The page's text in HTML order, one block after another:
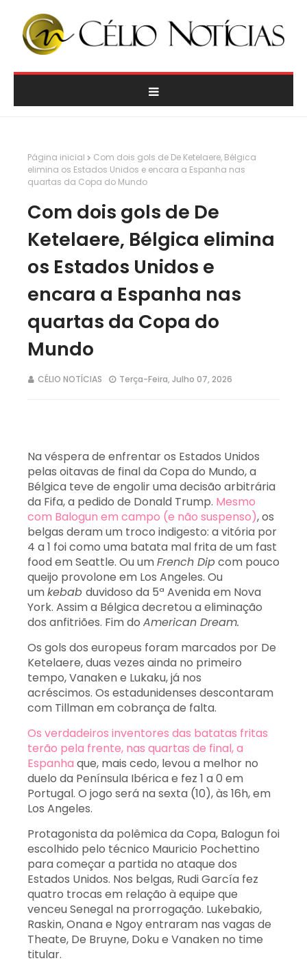
Página inicial
Com dois gols de De Ketelaere, Bélgica
elimina os Estados Unidos e encara a Espanha nas
quartas da Copa do Mundo
Com dois gols de De
Ketelaere, Bélgica elimina
os Estados Unidos e
encara a Espanha nas
quartas da Copa do
Mundo
CÉLIO NOTÍCIAS Terça-Feira, Julho 07, 2026
Na véspera de enfrentar os Estados Unidos
pelas oitavas de final da Copa do Mundo, a
Bélgica teve de engolir uma decisão arbitrária
da Fifa, a pedido de Donald Trump. Mesmo
com Balogun em campo (e não suspenso), os
belgas deram um troco indigesto: a vitória por
4 a 1 foi como uma batata mal frita de um fast
food em Seattle. Ou umFrench Dipcom pouco
queijo provolone em Los Angeles. Ou
umkebab duvidoso da 5ª Avenida em Nova
York. Assim a Bélgica decretou a eliminação
dos anfitriões. Fim do American Dream.
Os gols dos europeus foram marcados por De
Ketelaere, duas vezes ainda no primeiro
tempo, Vanaken e Lukaku, já nos
acréscimos. Os estadunidenses descontaram
com Tillman em cobrança de falta.
Os verdadeiros inventores das batatas fritas
terão pela frente, nas quartas de final, a
Espanha que, mais cedo, levou a melhor no
duelo da Península Ibérica e fez 1 a 0 em
Portugal. O jogo será na sexta (10), às 16h, em
Los Angeles.
Protagonista da polêmica da Copa, Balogun foi
escolhido pelo técnico Mauricio Pochettino
para começar a partida no ataque dos
Estados Unidos. Nos belgas, Rudi García fez
quatro trocas em relação à equipe que
venceu Senegal na prorrogação. Lukebakio,
Raskin, Onana e Ngoy entraram nas vagas de
Theate, De Bruyne, Doku e Vanaken no time
titular.